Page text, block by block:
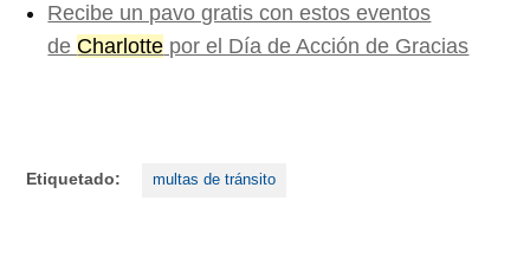
Recibe un pavo gratis con estos eventos
de Charlotte por el Día de Acción de Gracias
Etiquetado: multas de tránsito